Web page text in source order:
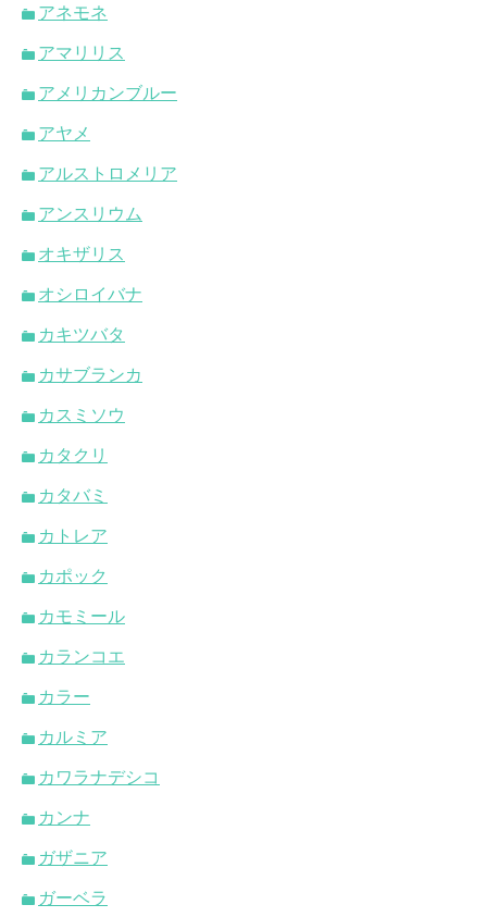
アネモネ
アマリリス
アメリカンブルー
アヤメ
アルストロメリア
アンスリウム
オキザリス
オシロイバナ
カキツバタ
カサブランカ
カスミソウ
カタクリ
カタバミ
カトレア
カポック
カモミール
カランコエ
カラー
カルミア
カワラナデシコ
カンナ
ガザニア
ガーベラ